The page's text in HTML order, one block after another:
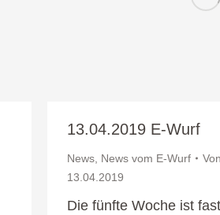
13.04.2019 E-Wurf
News, News vom E-Wurf Von
13.04.2019
Die fünfte Woche ist